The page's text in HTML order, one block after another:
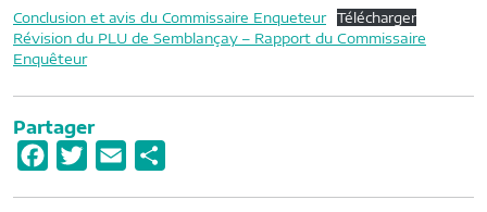
Conclusion et avis du Commissaire Enqueteur
Télécharger
Révision du PLU de Semblançay – Rapport du Commissaire
Enquêteur
Partager